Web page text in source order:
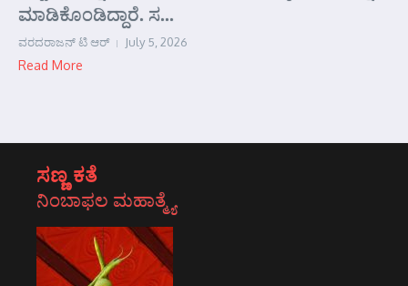
ಮಾಡಿಕೊಂಡಿದ್ದಾರೆ. ಸ...
ವರದರಾಜನ್ ಟಿ ಆರ್ July 5, 2026
Read More
ಸಣ್ಣ ಕತೆ
ನಿಂಬಾಫಲ ಮಹಾತ್ಮ್ಯೆ